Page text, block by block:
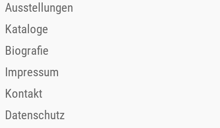
Ausstellungen
Kataloge
Biografie
Impressum
Kontakt
Datenschutz